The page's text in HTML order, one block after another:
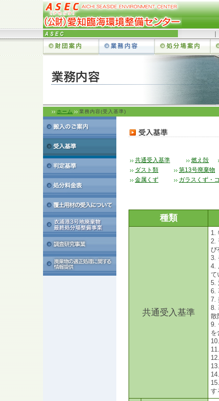
ホーム 業務内容(受入基準)
共通受入基準
燃え殻
ダスト類
第13号廃棄物
金属くず
ガラスくず・
種類
共通受入基準
1.
2.
び
3.
4.
て
5.
6.
7.
8.
散
9.
を
す